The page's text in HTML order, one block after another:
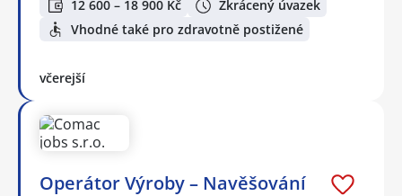
12 600 – 18 900 Kč
Zkrácený úvazek
Vhodné také pro zdravotně postižené
včerejší
Operátor Výroby – Navěšování